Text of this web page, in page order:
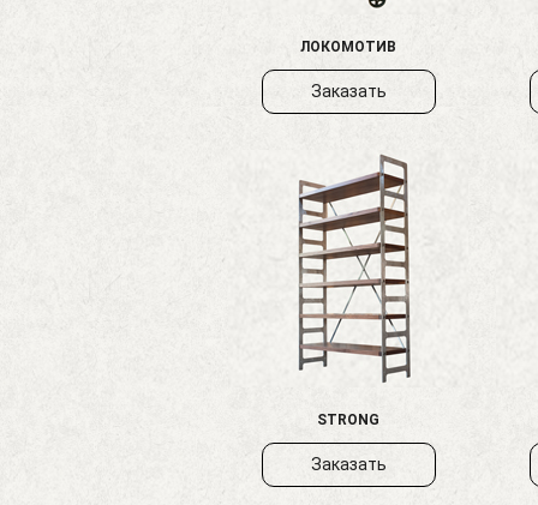
ЛОКОМОТИВ
Заказать
STRONG
Заказать